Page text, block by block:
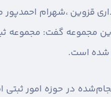
قزوین ،شهرام احمدپور
این مجموعه گفت:
شده است.
در حوزه امور